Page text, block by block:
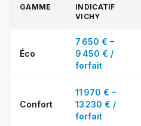
GAMME
INDICATIF
VICHY
Éco
7 650 € –
9 450 € /
forfait
Confort
11 970 € –
13 230 € /
forfait